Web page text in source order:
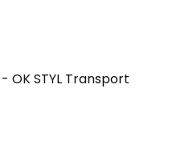
- OK STYL Transport